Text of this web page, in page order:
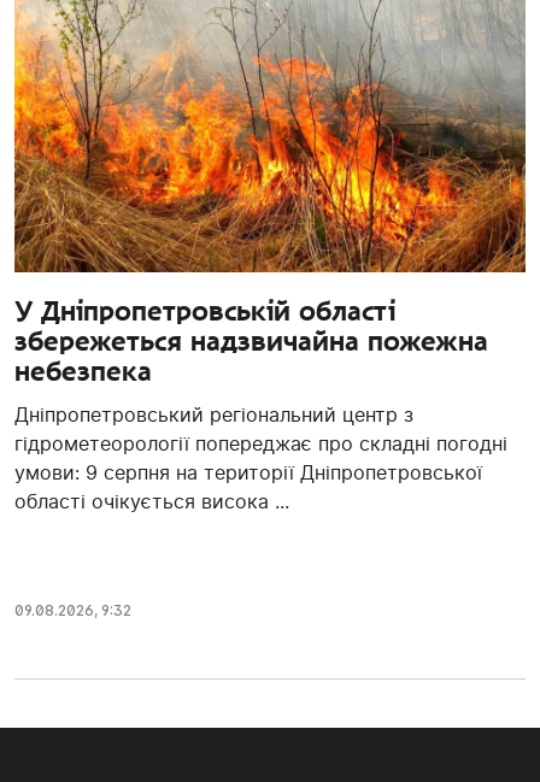
У Дніпропетровській області
збережеться надзвичайна пожежна
небезпека
Дніпропетровський регіональний центр з
гідрометеорології попереджає про складні погодні
умови: 9 серпня на території Дніпропетровської
області очікується висока ...
09.08.2026, 9:32